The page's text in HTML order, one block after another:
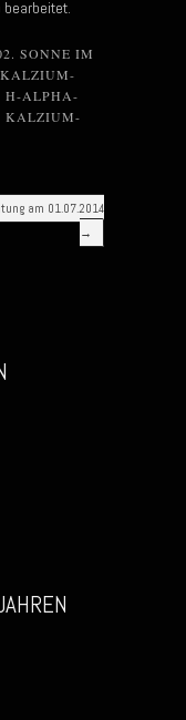
bearbeitet.
SONNE IM
H-ALPHA-
KALZIUM-
am 01.07.2014
→